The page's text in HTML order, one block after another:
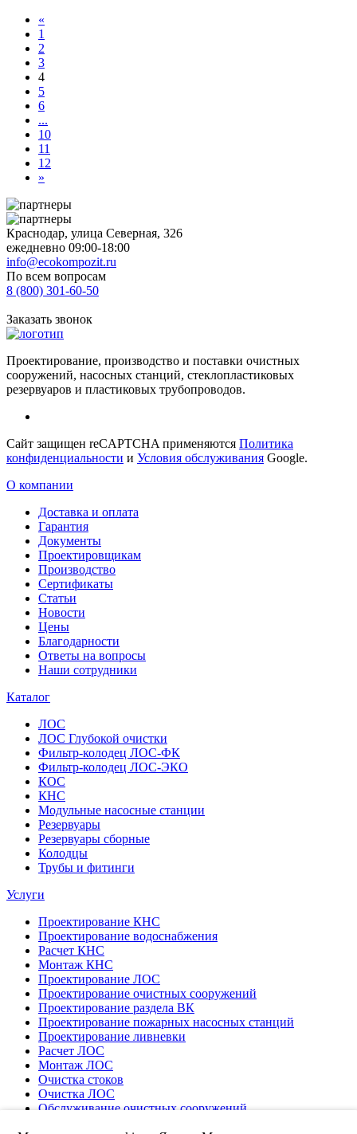
«
1
2
3
4
5
6
...
10
11
12
»
Краснодар, улица Северная, 326
ежедневно 09:00-18:00
info@ecokompozit.ru
По всем вопросам
8 (800) 301-60-50
Заказать звонок
Проектирование, производство и поставки очистных
сооружений, насосных станций, стеклопластиковых
резервуаров и пластиковых трубопроводов.
Сайт защищен reCAPTCHA применяются Политика
конфиденциальности и Условия обслуживания Google.
О компании
Доставка и оплата
Гарантия
Документы
Проектировщикам
Производство
Сертификаты
Статьи
Новости
Цены
Благодарности
Ответы на вопросы
Наши сотрудники
Каталог
ЛОС
ЛОС Глубокой очистки
Фильтр-колодец ЛОС-ФК
Фильтр-колодец ЛОС-ЭКО
КОС
КНС
Модульные насосные станции
Резервуары
Резервуары сборные
Колодцы
Трубы и фитинги
Услуги
Проектирование КНС
Проектирование водоснабжения
Расчет КНС
Монтаж КНС
Проектирование ЛОС
Проектирование очистных сооружений
Проектирование раздела ВК
Проектирование пожарных насосных станций
Проектирование ливневки
Расчет ЛОС
Монтаж ЛОС
Очистка стоков
Очистка ЛОС
Обслуживание очистных сооружений